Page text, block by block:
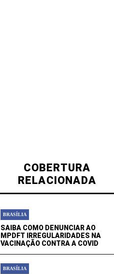
COBERTURA
RELACIONADA
BRASÍLIA
SAIBA COMO DENUNCIAR AO
MPDFT IRREGULARIDADES NA
VACINAÇÃO CONTRA A COVID
BRASÍLIA